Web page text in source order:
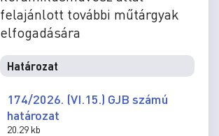
felajánlott további műtárgyak
elfogadására
Határozat
174/2026. (VI.15.) GJB számú
határozat
20.29 kb